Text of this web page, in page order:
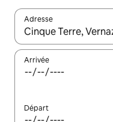
Adresse
Lorsque les résultats
Arrivée
Départ